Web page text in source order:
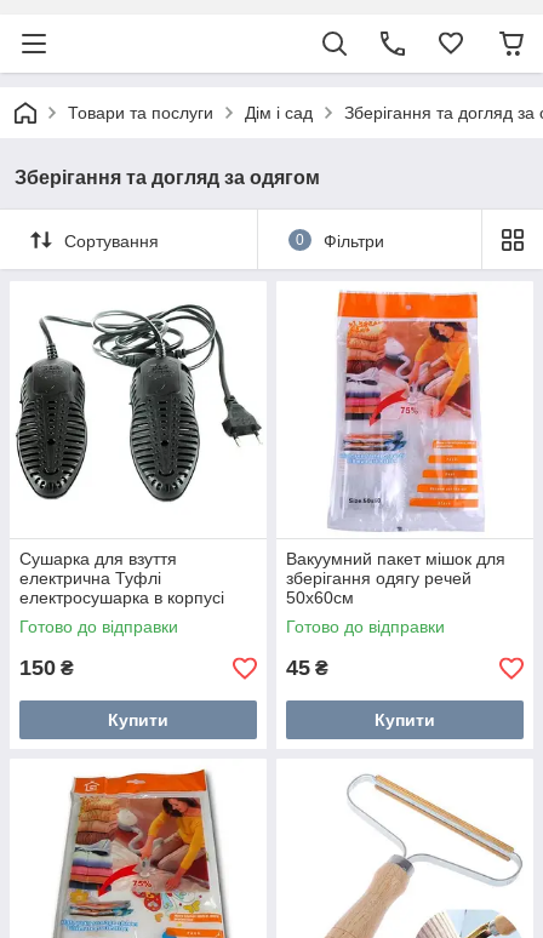
Товари та послуги Дім і сад Зберігання та догляд за
Зберігання та догляд за одягом
Сортування 0 Фільтри
Сушарка для взуття
електрична Туфлі
електросушарка в корпусі
Готово до відправки
150 ₴
Купити
Вакуумний пакет мішок для
зберігання одягу речей
50x60см
Готово до відправки
45 ₴
Купити